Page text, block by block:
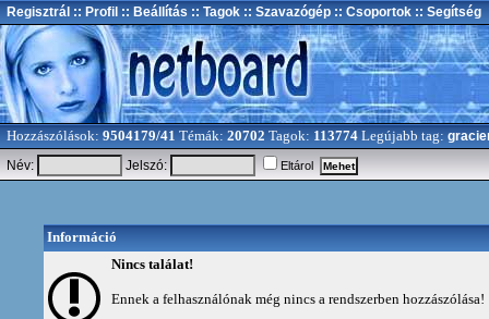
Regisztrál :: Profil :: Beállítás :: Tagok :: Szavazógép :: Csoportok :: Segítség
Hozzászólások: 9504179/41 Témák: 20702 Tagok: 113774 Legújabb tag:
Név:
Jelszó: Eltárol
Információ
Nincs találat!
Ennek a felhasználónak még nincs a rendszerben hozzászólása!